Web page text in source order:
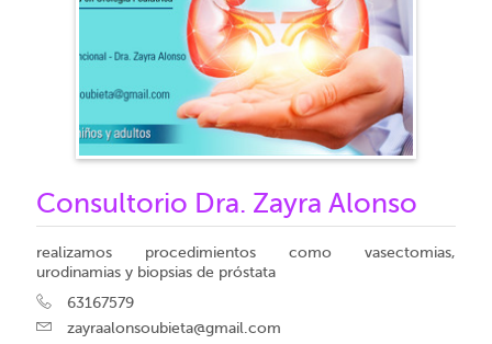
Consultorio Dra. Zayra Alonso
realizamos procedimientos como vasectomias,
urodinamias y biopsias de próstata
63167579
zayraalonsoubieta@gmail.com